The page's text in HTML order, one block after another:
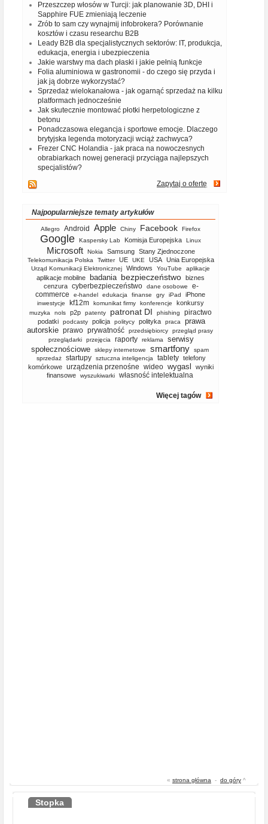
Przeszczep włosów w Turcji: jak planowanie 3D, DHI i
Sapphire FUE zmieniają leczenie
Zrób to sam czy wynajmij infobrokera? Porównanie
kosztów i czasu researchu B2B
Leady B2B dla specjalistycznych sektorów: IT, produkcja,
edukacja, energia i ubezpieczenia
Jakie warstwy ma dach płaski i jakie pełnią funkcje
Folia aluminiowa w gastronomii - do czego się przyda i
jak ją dobrze wykorzystać?
Sprzedaż wielokanałowa - jak ogarnąć sprzedaż na kilku
platformach jednocześnie
Jak skutecznie montować płotki herpetologiczne z
betonu
Ponadczasowa elegancja i sportowe emocje. Dlaczego
brytyjska legenda motoryzacji wciąż zachwyca?
Frezer CNC Holandia - jak praca na nowoczesnych
obrabiarkach nowej generacji przyciąga najlepszych
specjalistów?
Zapytaj o ofertę
Najpopularniejsze tematy artykułów
Allegro Android Apple Chiny Facebook Firefox
Google Kaspersky Lab Komisja Europejska Linux
Microsoft Nokia Samsung Stany Zjednoczone
Telekomunikacja Polska Twitter UE UKE USA Unia Europejska
Urząd Komunikacji Elektronicznej Windows YouTube aplikacje
aplikacje mobilne badania bezpieczeństwo biznes
cenzura cyberbezpieczeństwo dane osobowe
e-
commerce
e-handel edukacja finanse gry iPad iPhone
inwestycje kf12m komunikat firmy konferencje konkursy
muzyka nols p2p patenty patronat DI phishing piractwo
podatki podcasty policja politycy polityka praca
prawa
autorskie prawo prywatność przedsiębiorcy
przegląd prasy
przeglądarki
przejęcia raporty reklama
serwisy
społecznościowe
sklepy internetowe smartfony
spam
sprzedaż
startupy sztuczna inteligencja tablety telefony
komórkowe
urządzenia przenośne wideo wygasl
wyniki
finansowe
wyszukiwarki własność intelektualna
Więcej tagów
« strona główna - do góry ^
Stopka